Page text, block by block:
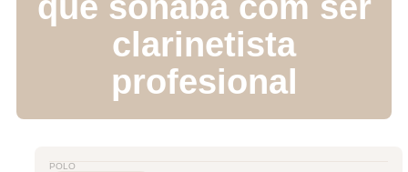
clarinetista
profesional
POLO